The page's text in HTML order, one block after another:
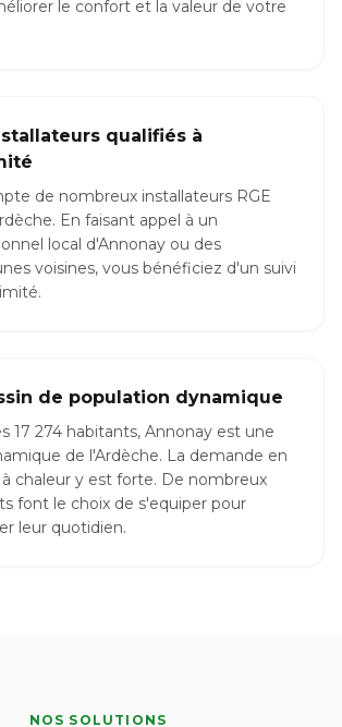
le confort et la valeur de votre
qualifiés à
de nombreux installateurs RGE
En faisant appel à un
local d'Annonay ou des
voisines, vous bénéficiez d'un suivi
de population dynamique
17 274 habitants, Annonay est une
de l'Ardèche. La demande en
chaleur y est forte. De nombreux
font le choix de s'equiper pour
leur quotidien.
NOS SOLUTIONS